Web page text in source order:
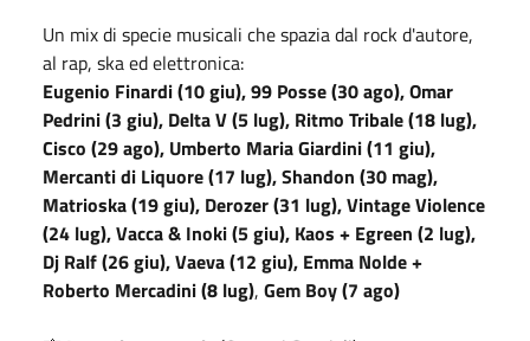
Un mix di specie musicali che spazia dal rock d'autore,
al rap, ska ed elettronica:
Eugenio Finardi (10 giu), 99 Posse (30 ago), Omar
Pedrini (3 giu), Delta V (5 lug), Ritmo Tribale (18 lug),
Cisco (29 ago), Umberto Maria Giardini (11 giu),
Mercanti di Liquore (17 lug), Shandon (30 mag),
Matrioska (19 giu), Derozer (31 lug), Vintage Violence
(24 lug), Vacca & Inoki (5 giu), Kaos + Egreen (2 lug),
Dj Ralf (26 giu), Vaeva (12 giu), Emma Nolde +
Roberto Mercadini (8 lug), Gem Boy (7 ago)